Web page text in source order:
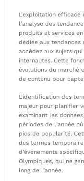
L’exploitation efficace
l’analyse des
produits et services
dédiée aux tendances
accédez aux sujets
internautes. Cette
évolutions du marché
de contenu pour
L’identification des
majeur pour planifier
examinant les
périodes de l’année
pics de popularité.
des termes
d’événements
Olympiques, qui ne
long de l’année.